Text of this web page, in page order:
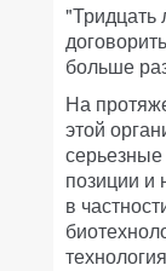
"Тридцать
больше
На
этой
серьезные
позиции и
в